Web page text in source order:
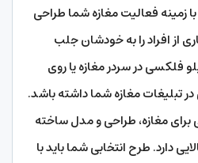
زمینه فعالیت مغازه شما طراحی
از افراد را به خودشان جلب
فلکسی در سردر مغازه یا روی
تبلیغات مغازه شما داشته باشد.
برای مغازه، طراحی و مدل ساخته
دارد. طرح انتخابی شما باید با